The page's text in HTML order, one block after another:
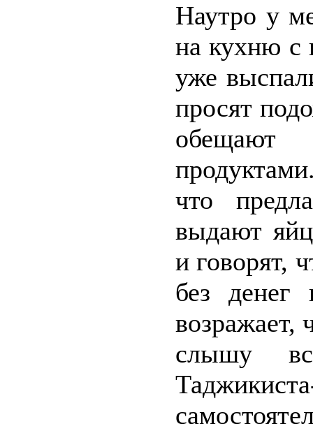
Наутро у
на кухню с
уже
просят
обещают
что
выдают
и говорят,
без денег
возражает,
слышу